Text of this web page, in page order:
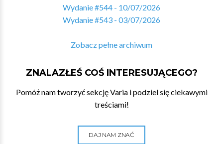
Wydanie #544 - 10/07/2026
Wydanie #543 - 03/07/2026
Zobacz pełne archiwum
ZNALAZŁEŚ COŚ INTERESUJĄCEGO?
Pomóż nam tworzyć sekcję Varia i podziel się ciekawymi
treściami!
DAJ NAM ZNAĆ